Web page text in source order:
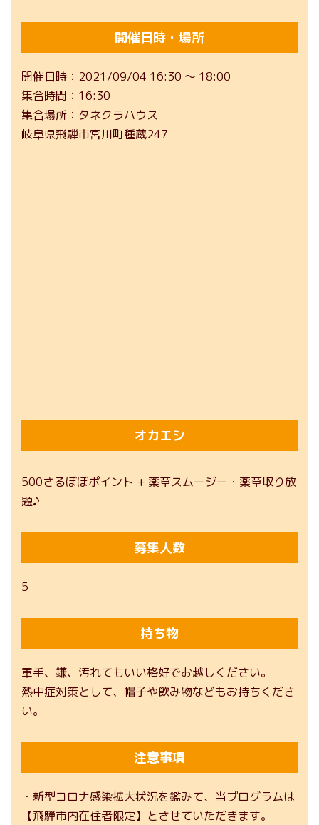
開催日時・場所
開催日時
2021/09/04 16:30 ～ 18:00
集合時間
16:30
集合場所
タネクラハウス
岐阜県飛騨市宮川町種蔵247
オカエシ
500さるぼぼポイント + 薬草スムージー・薬草取り放
題♪
募集人数
5
持ち物
軍手、鎌、汚れてもいい格好でお越しください。
熱中症対策として、帽子や飲み物などもお持ちくださ
い。
注意事項
・新型コロナ感染拡大状況を鑑みて、当プログラムは
【飛騨市内在住者限定】とさせていただきます。